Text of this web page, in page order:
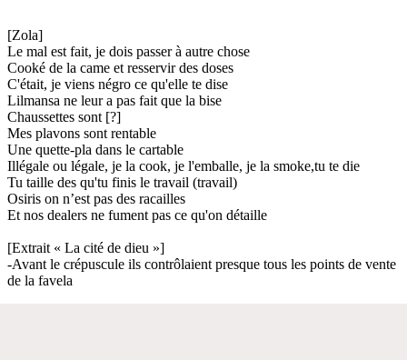
[Zola]
Le mal est fait, je dois passer à autre chose
Cooké de la came et resservir des doses
C'était, je viens négro ce qu'elle te dise
Lilmansa ne leur a pas fait que la bise
Chaussettes sont [?]
Mes plavons sont rentable
Une quette-pla dans le cartable
Illégale ou légale, je la cook, je l'emballe, je la smoke,tu te die
Tu taille des qu'tu finis le travail (travail)
Osiris on n’est pas des racailles
Et nos dealers ne fument pas ce qu'on détaille
[Extrait « La cité de dieu »]
-Avant le crépuscule ils contrôlaient presque tous les points de vente
de la favela